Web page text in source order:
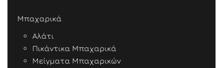
Μπαχαρικά
Αλάτι
Πικάντικα Μπαχαρικά
Μείγματα Μπαχαρικών